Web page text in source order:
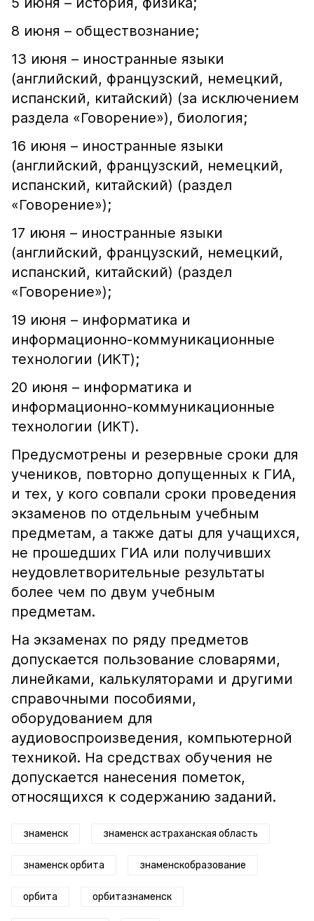
8 июня – обществознание;
13 июня – иностранные языки
(английский, французский, немецкий,
испанский, китайский) (за исключением
раздела «Говорение»), биология;
16 июня – иностранные языки
(английский, французский, немецкий,
испанский, китайский) (раздел
«Говорение»);
17 июня – иностранные языки
(английский, французский, немецкий,
испанский, китайский) (раздел
«Говорение»);
19 июня – информатика и
информационно-коммуникационные
технологии (ИКТ);
20 июня – информатика и
информационно-коммуникационные
технологии (ИКТ).
Предусмотрены и резервные сроки для
учеников, повторно допущенных к ГИА,
и тех, у кого совпали сроки проведения
экзаменов по отдельным учебным
предметам, а также даты для учащихся,
не прошедших ГИА или получивших
неудовлетворительные результаты
более чем по двум учебным
предметам.
На экзаменах по ряду предметов
допускается пользование словарями,
линейками, калькуляторами и другими
справочными пособиями,
оборудованием для
аудиовоспроизведения, компьютерной
техникой. На средствах обучения не
допускается нанесения пометок,
относящихся к содержанию заданий.
знаменск знаменск астраханская область
знаменск орбита знаменскобразование
орбита орбитазнаменск